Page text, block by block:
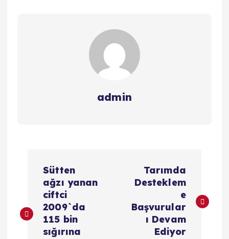
admin
z
Sütten
ağzı yanan
ciftci
2009`da
115 bin
sığırına
Tarımda
Desteklem
e
Başvurular
ı Devam
Ediyor